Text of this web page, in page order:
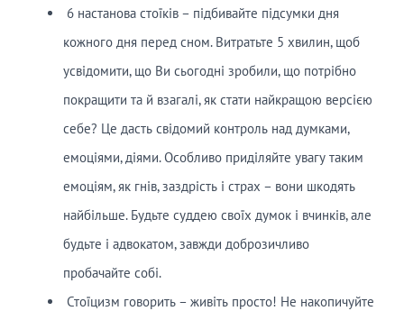
6 настанова стоїків – підбивайте підсумки дня
кожного дня перед сном. Витратьте 5 хвилин, щоб
усвідомити, що Ви сьогодні зробили, що потрібно
покращити та й взагалі, як стати найкращою версією
себе? Це дасть свідомий контроль над думками,
емоціями, діями. Особливо приділяйте увагу таким
емоціям, як гнів, заздрість і страх – вони шкодять
найбільше. Будьте суддею своїх думок і вчинків, але
будьте і адвокатом, завжди доброзичливо
пробачайте собі.
Стоїцизм говорить – живіть просто! Не накопичуйте